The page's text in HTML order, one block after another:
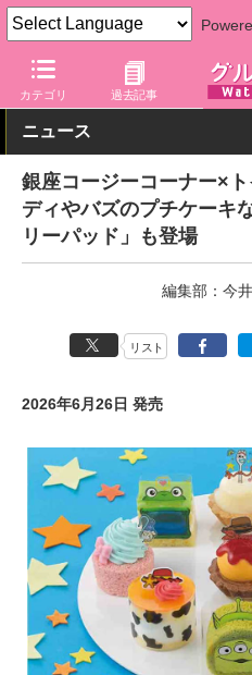
カテゴリ 過去記事
グルメ Watch 店舗 洋菓子店
ニュース
銀座コージーコーナー×
ディやバズのプチケーキ
リーパッド」も登場
編集部：今
リスト
2026年6月26日 発売